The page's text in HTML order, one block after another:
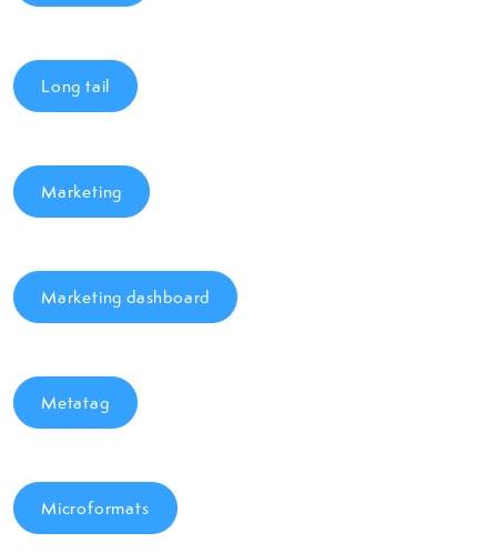
Long tail
Marketing
Marketing dashboard
Metatag
Microformats